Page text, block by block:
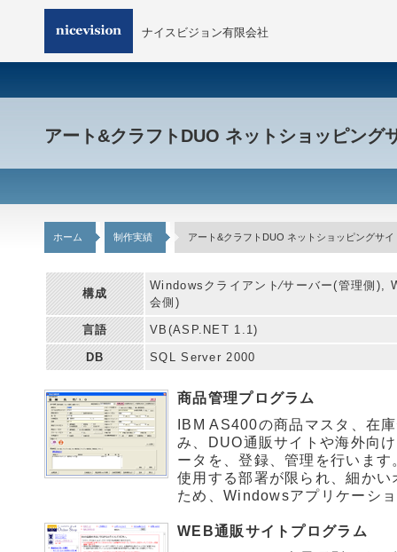
ナイスビジョン有限会社
アート&クラフトDUO ネットショッピング
ホーム 制作実績 アート&クラフトDUO ネットショッピングサイ
構成
Windowsクライアント⁄サーバー(管理側
会側)
言語 VB(ASP.NET 1.1)
DB SQL Server 2000
商品管理プログラム
IBM AS400の商品マスタ、在
み、DUO通販サイトや海外向
ータを、登録、管理を行います
使用する部署が限られ、細か
ため、Windowsアプリケーシ
WEB通販サイトプログラム